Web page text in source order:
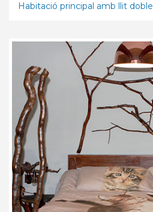
Habitació principal amb llit doble